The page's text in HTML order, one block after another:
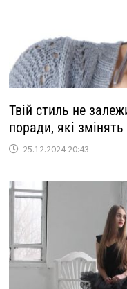
Твій стиль не
поради, які
25.12.2024 20:43